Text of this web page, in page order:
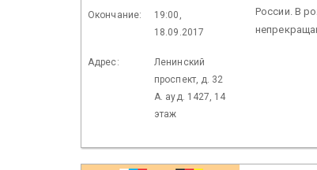
Окончание:
19:00,
18.09.2017
Адрес:
Ленинский
проспект, д. 32
А. ауд. 1427, 14
этаж
России. В